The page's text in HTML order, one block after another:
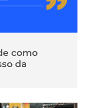
como
da